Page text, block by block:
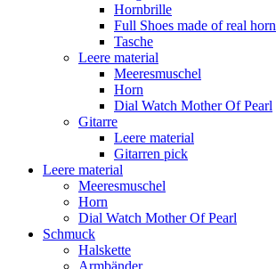
Hornbrille
Full Shoes made of real horn
Tasche
Leere material
Meeresmuschel
Horn
Dial Watch Mother Of Pearl
Gitarre
Leere material
Gitarren pick
Leere material
Meeresmuschel
Horn
Dial Watch Mother Of Pearl
Schmuck
Halskette
Armbänder